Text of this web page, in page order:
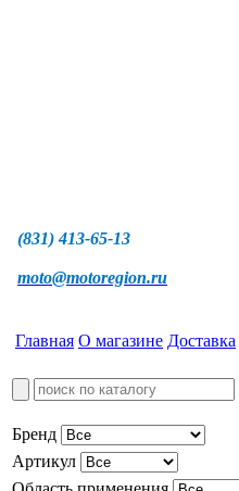
(831) 413-65-13
moto@motoregion.ru
Главная О магазине Доставка
Бренд
Артикул